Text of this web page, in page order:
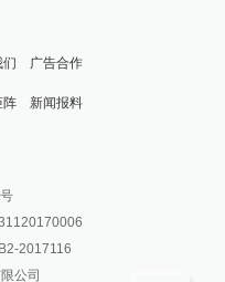
们 广告合作
阵
台
新闻报料
2017116
公司